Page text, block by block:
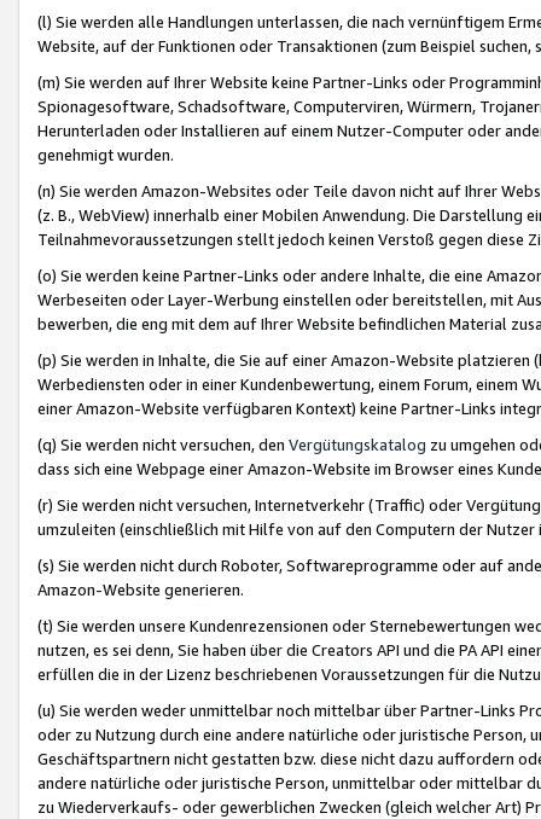
(l) Sie werden alle Handlungen unterlassen, die nach vernünftigem
Website, auf der Funktionen oder Transaktionen (zum Beispiel
(m) Sie werden auf Ihrer Website keine Partner-Links oder
Spionagesoftware, Schadsoftware, Computerviren, Würmern,
Herunterladen oder Installieren auf einem Nutzer-Computer oder
genehmigt wurden.
(n) Sie werden Amazon-Websites oder Teile davon nicht auf Ihrer
(z. B., WebView) innerhalb einer Mobilen Anwendung. Die Darstellung
Teilnahmevoraussetzungen stellt jedoch keinen Verstoß gegen diese
(o) Sie werden keine Partner-Links oder andere Inhalte, die eine
Werbeseiten oder Layer-Werbung einstellen oder bereitstellen, mit
bewerben, die eng mit dem auf Ihrer Website befindlichen Material
(p) Sie werden in Inhalte, die Sie auf einer Amazon-Website
Werbediensten oder in einer Kundenbewertung, einem Forum, einem
einer Amazon-Website verfügbaren Kontext) keine Partner-Links
(q) Sie werden nicht versuchen, den Vergütungskatalog zu umgehen
dass sich eine Webpage einer Amazon-Website im Browser eines
(r) Sie werden nicht versuchen, Internetverkehr (Traffic) oder
umzuleiten (einschließlich mit Hilfe von auf den Computern der
(s) Sie werden nicht durch Roboter, Softwareprogramme oder auf
Amazon-Website generieren.
(t) Sie werden unsere Kundenrezensionen oder Sternebewertungen
nutzen, es sei denn, Sie haben über die Creators API und die PA API
erfüllen die in der Lizenz beschriebenen Voraussetzungen für die
(u) Sie werden weder unmittelbar noch mittelbar über Partner-Links
oder zu Nutzung durch eine andere natürliche oder juristische
Geschäftspartnern nicht gestatten bzw. diese nicht dazu auffordern
andere natürliche oder juristische Person, unmittelbar oder mittelbar
zu Wiederverkaufs- oder gewerblichen Zwecken (gleich welcher Art)